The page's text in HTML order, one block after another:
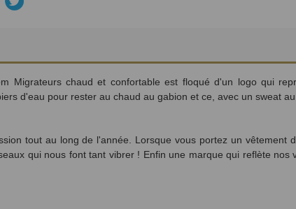
Migrateurs chaud et confortable est floqué d'un logo qui
d'eau pour rester au chaud au gabion et ce, avec un sweat
tout au long de l'année. Lorsque vous portez un vêtement
qui nous font tant vibrer ! Enfin une marque qui reflète